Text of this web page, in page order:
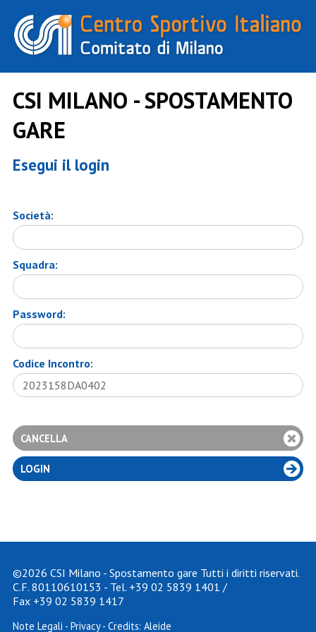
CSI MILANO - SPOSTAMENTO
GARE
Esegui il login
Società:
Squadra:
Password:
Codice Incontro:
©2026 CSI Milano - Spostamento gare Tutti i diritti riservati.
C.F. 80110610153 - Tel. +39 02 5839 1401 /
Fax +39 02 5839 1417
Note Legali - Privacy- Credits: Aleide